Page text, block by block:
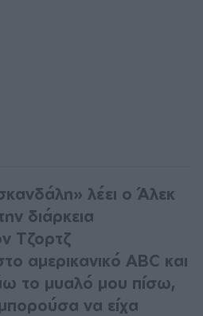
λέει ο Άλεκ
διάρκεια
Τζορτζ
αμερικανικό ABC και
το μυαλό μου πίσω,
να είχα